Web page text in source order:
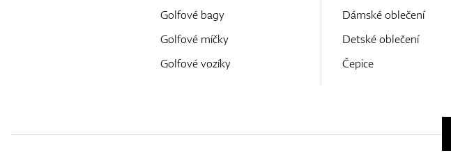
Golfové bagy
Golfové míčky
Golfové vozíky
Dámské oblečení
Detské oblečení
Čepice